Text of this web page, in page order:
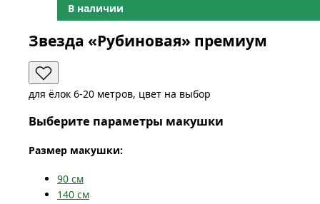
В наличии
Звезда «Рубиновая» премиум
для ёлок 6-20 метров, цвет на выбор
Выберите параметры макушки
Размер макушки:
90 см
140 см